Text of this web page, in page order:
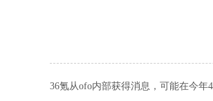
36氪从ofo内部获得消息，可能在今年